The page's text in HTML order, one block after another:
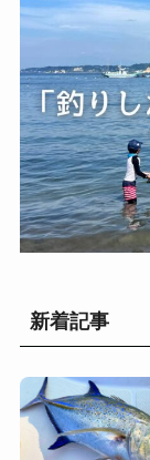
新着記事